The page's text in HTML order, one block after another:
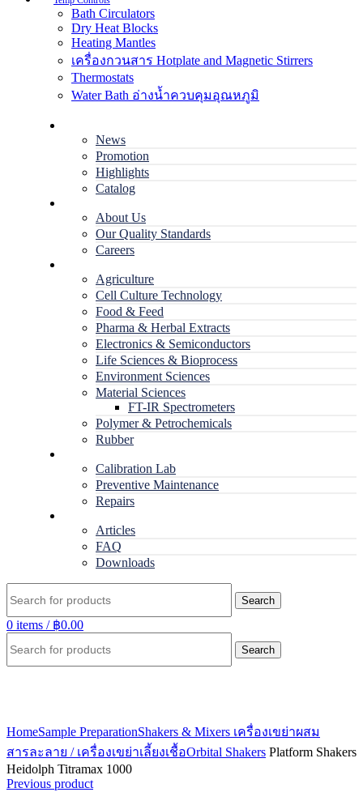
Bath Circulators
Dry Heat Blocks
Heating Mantles
เครื่องกวนสาร Hotplate and Magnetic Stirrers
Thermostats
Water Bath อ่างน้ำควบคุมอุณหภูมิ
News
Promotion
Highlights
Catalog
About Us
Our Quality Standards
Careers
Agriculture
Cell Culture Technology
Food & Feed
Pharma & Herbal Extracts
Electronics & Semiconductors
Life Sciences & Bioprocess
Environment Sciences
Material Sciences
FT-IR Spectrometers
Polymer & Petrochemicals
Rubber
Calibration Lab
Preventive Maintenance
Repairs
Articles
FAQ
Downloads
Search
0 items / ฿0.00
Search
HomeSample PreparationShakers & Mixers เครื่องเขย่าผสม
สารละลาย / เครื่องเขย่าเลี้ยงเชื้อOrbital Shakers Platform Shakers
Heidolph Titramax 1000
Previous product